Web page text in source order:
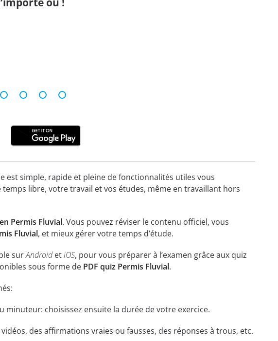
est simple, rapide et pleine de fonctionnalités utiles vous
libre, votre travail et vos études, même en travaillant hors
Permis Fluvial. Vous pouvez réviser le contenu officiel, vous
Fluvial, et mieux gérer votre temps d’étude.
surAndroidetiOS, pour vous préparer à l’examen grâce aux quiz
sous forme de PDF quiz Permis Fluvial.
minuteur: choisissez ensuite la durée de votre exercice.
des affirmations vraies ou fausses, des réponses à trous, etc.